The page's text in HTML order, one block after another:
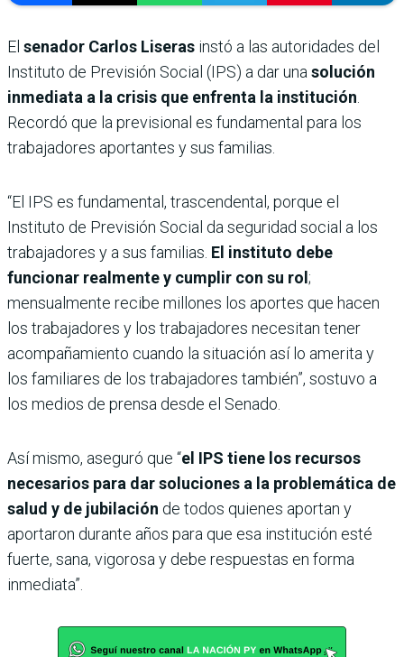
El senador Carlos Liseras instó a las autoridades del
Instituto de Previsión Social (IPS) a dar una solución
inmediata a la crisis que enfrenta la institución
Recordó que la previsional es fundamental para los
trabajadores aportantes y sus familias.
“El IPS es fundamental, trascendental, porque el
Instituto de Previsión Social da seguridad social a los
trabajadores y a sus familias. El instituto debe
funcionar realmente y cumplir con su rol;
mensualmente recibe millones los aportes que hacen
los trabajadores y los trabajadores necesitan tener
acompañamiento cuando la situación así lo amerita y
los familiares de los trabajadores también”, sostuvo a
los medios de prensa desde el Senado.
Así mismo, aseguró que “el IPS tiene los recursos
necesarios para dar soluciones a la problemática de
salud y de jubilación de todos quienes aportan y
aportaron durante años para que esa institución esté
fuerte, sana, vigorosa y debe respuestas en forma
inmediata”.